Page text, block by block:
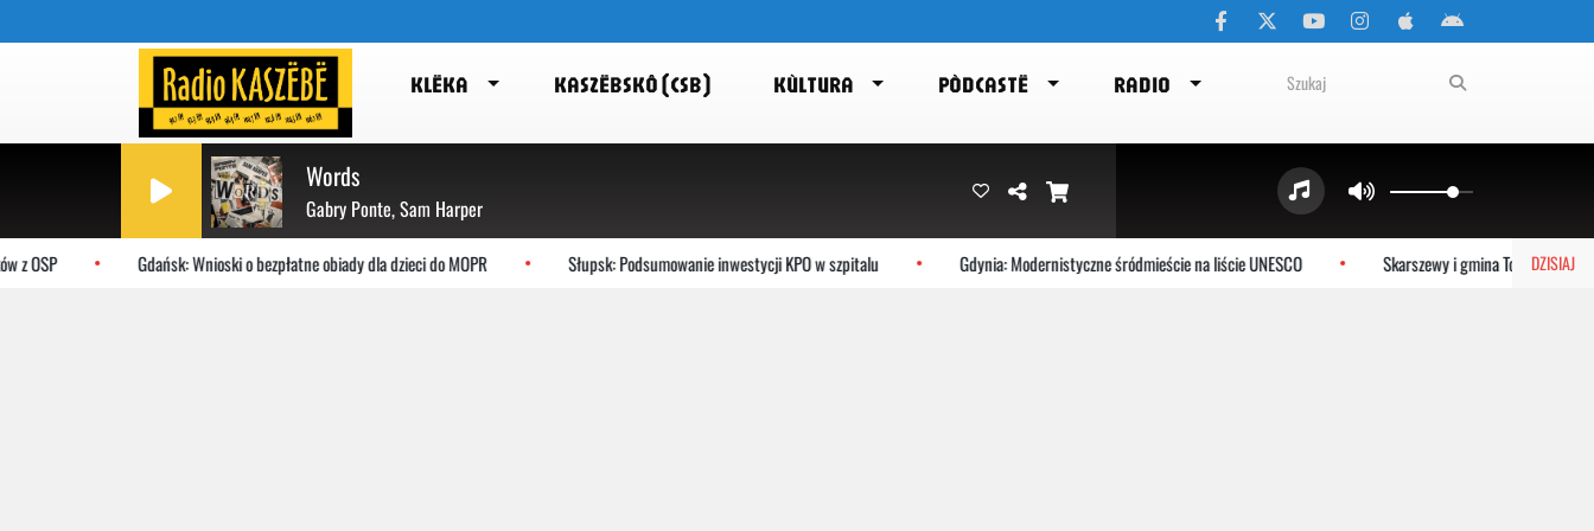
KLËKA KASZËBSKÔ (CSB) KÙLTURA PÒDCASTË RADIO
Words
Gabry Ponte, Sam Harper
DZISIAJ
OSP Gdańsk: Wnioski o bezpłatne obiady dla dzieci do MOPR Słupsk: Podsumowanie inwestycji KPO w szpitalu Gdynia: Modernistyczne śródmieście na liście UNESCO Skarszewy i gmina Tczew